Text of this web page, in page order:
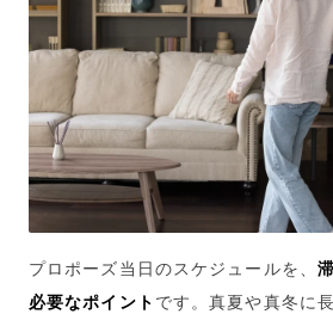
プロポーズ当日のスケジュールを、
必要なポイント です。真夏や真冬に